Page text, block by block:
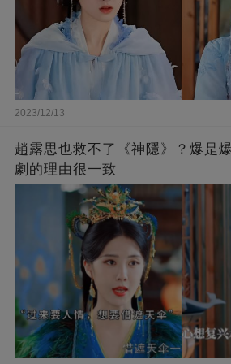
2023/12/13
趙露思也救不了《神隱》？爆是
劇的理由很一致